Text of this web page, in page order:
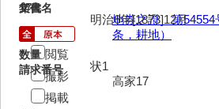
桑原舳一収集史料
原始院文書
劔持家文書
17
文書名
地券之證 第54554
条，耕地）
請求番号
高家17
年代
明治6年[1873]12月
数量
状1
閲覧
撮影
掲載